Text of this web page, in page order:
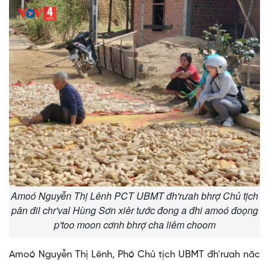
Amoó Nguyễn Thị Lênh PCT UBMT đh'rưah bhrợ Chủ tịch
pân đil chr'val Hùng Sơn xiêr tước đong a đhi amoó đoọng
p'too moon cơnh bhrợ cha liêm choom
Amoó Nguyễn Thị Lênh, Phó Chủ tịch UBMT đh’rưah năc